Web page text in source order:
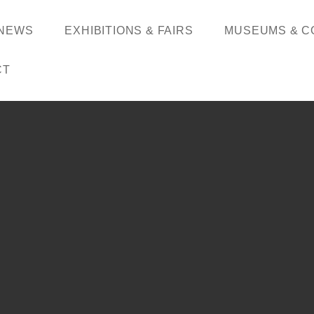
EXHIBITIONS & FAIRS MUSEUMS &